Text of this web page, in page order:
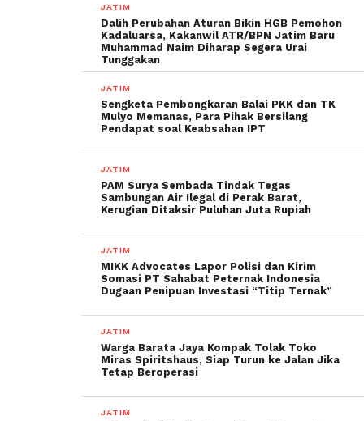
JATIM
Dalih Perubahan Aturan Bikin HGB Pemohon
Kadaluarsa, Kakanwil ATR/BPN Jatim Baru
Muhammad Naim Diharap Segera Urai
Tunggakan
JATIM
Sengketa Pembongkaran Balai PKK dan TK
Mulyo Memanas, Para Pihak Bersilang
Pendapat soal Keabsahan IPT
JATIM
PAM Surya Sembada Tindak Tegas
Sambungan Air Ilegal di Perak Barat,
Kerugian Ditaksir Puluhan Juta Rupiah
JATIM
MIKK Advocates Lapor Polisi dan Kirim
Somasi PT Sahabat Peternak Indonesia
Dugaan Penipuan Investasi “Titip Ternak”
JATIM
Warga Barata Jaya Kompak Tolak Toko
Miras Spiritshaus, Siap Turun ke Jalan Jika
Tetap Beroperasi
JATIM